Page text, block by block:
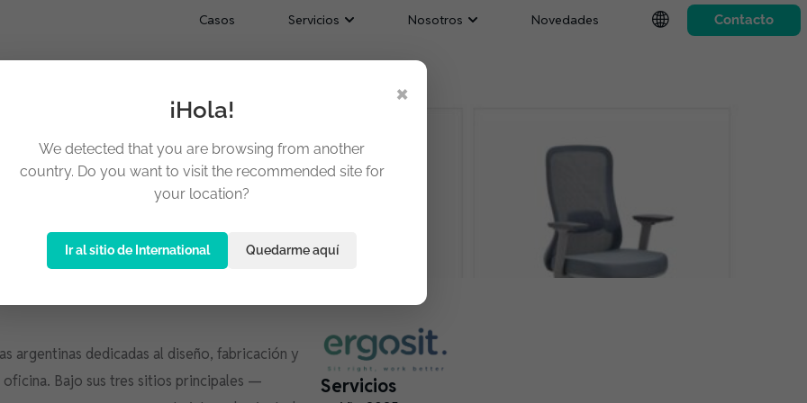
Casos Servicios Nosotros Novedades Contacto
para una red de
de oficina
argentinas dedicadas al diseño, fabricación y
Bajo sus tres sitios principales —
Servicios
×
¡Hola!
We detected that you are browsing from another
country. Do you want to visit the recommended site for
your location?
Ir al sitio de International Quedarme aquí